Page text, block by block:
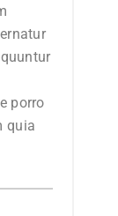
porro
quia